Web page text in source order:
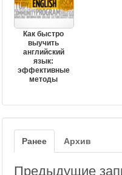
Как быстро
выучить
английский
язык:
эффективные
методы
Ранее Архив
Предыдущие